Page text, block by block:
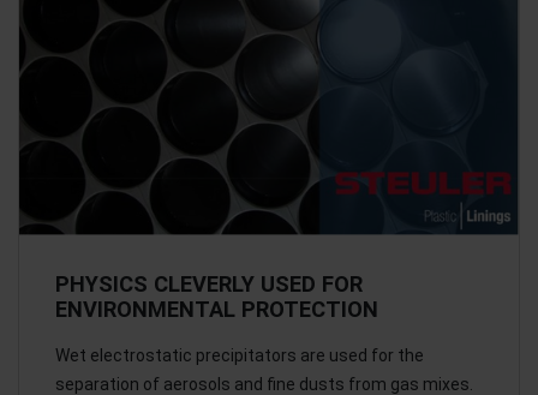
PHYSICS CLEVERLY USED FOR
ENVIRONMENTAL PROTECTION
Wet electrostatic precipitators are used for the
separation of aerosols and fine dusts from gas mixes.